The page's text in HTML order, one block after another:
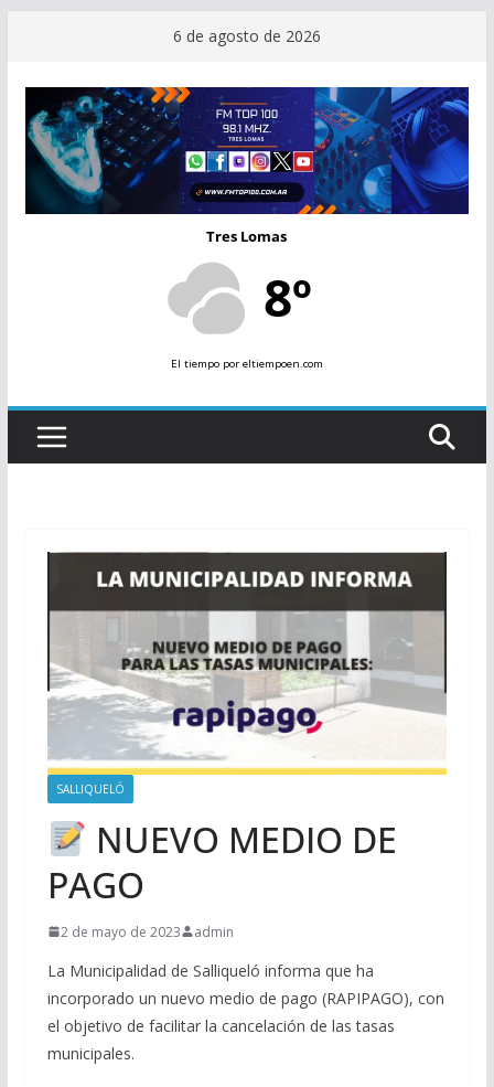
contenido
6 de agosto de 2026
Tres Lomas
8º
El tiempopor eltiempoen.com
SALLIQUELÓ
NUEVO MEDIO DE
PAGO
2 de mayo de 2023 admin
La Municipalidad de Salliqueló informa que ha
incorporado un nuevo medio de pago (RAPIPAGO), con
el objetivo de facilitar la cancelación de las tasas
municipales.